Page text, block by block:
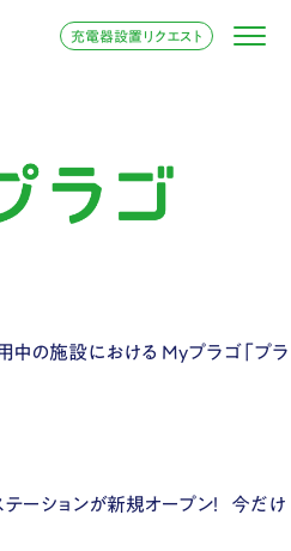
充電器設置リクエスト
中の施設における Myプラゴ「プラ
ーションが新規オープン！ 今だけ